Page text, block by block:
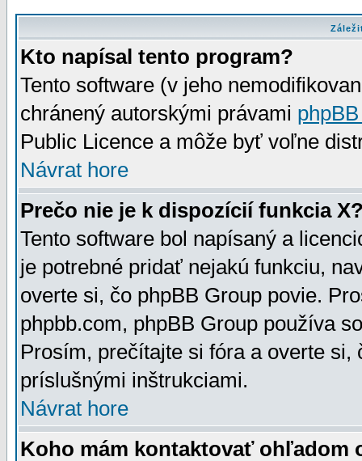
Kto napísal tento program?
Tento software (v jeho
chránený autorskými právami
Public Licence a môže byť voľne
Návrat hore
Prečo nie je k dispozícií funkcia
Tento software bol napísaný a
je potrebné pridať nejakú funkciu,
overte si, čo phpBB Group povie.
phpbb.com, phpBB Group používa
Prosím, prečítajte si fóra a overte
príslušnými inštrukciami.
Návrat hore
Koho mám kontaktovať ohľadom